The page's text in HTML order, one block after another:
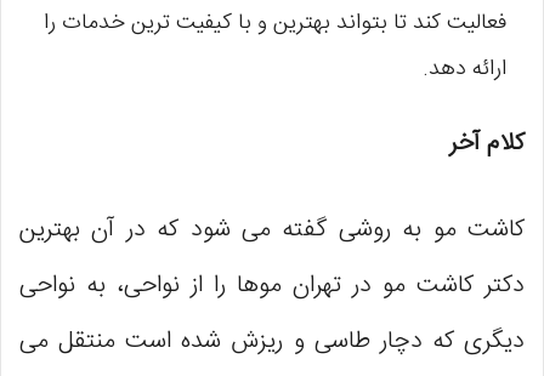
فعالیت کند تا بتواند بهترین و با کیفیت ترین خدمات را
ارائه دهد.
کلام آخر
کاشت مو به روشی گفته می ‌شود که در آن بهترین
دکتر کاشت مو در تهران موها را از نواحی، به نواحی
دیگری که دچار طاسی و ریزش شده است منتقل می